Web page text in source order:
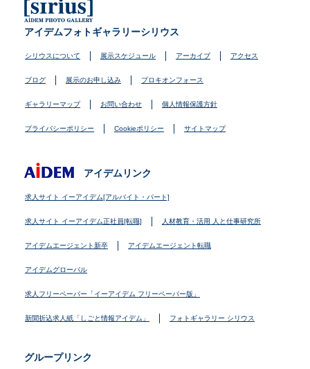
アイデムフォトギャラリーシリウス
シリウスについて 展示スケジュール アーカイブ アクセス
ブログ 展示のお申し込み プロキオンフォース
ギャラリーマップ お問い合わせ 個人情報保護方針
プライバシーポリシー Cookieポリシー サイトマップ
アイデムリンク
求人サイト イーアイデム[アルバイト・パート]
求人サイト イーアイデム正社員[転職] 人材教育・活用 人と仕事研究所
アイデムエージェント新卒 アイデムエージェント転職
アイデムグローバル
求人フリーペーパー「イーアイデム フリーペーパー版」
新聞折込求人紙「しごと情報アイデム」 フォトギャラリー シリウス
グループリンク